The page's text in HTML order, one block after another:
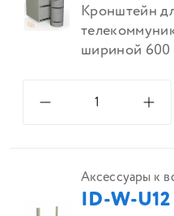
Кронштейн
шириной 600
Аксессуары к
ID-W-U12